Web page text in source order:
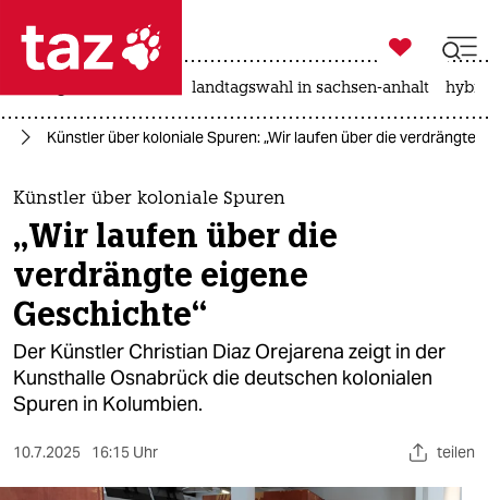
 taz zahl ich
taz zahl ich
themen
politik
öko
gesellschaft
kultur
sport
berlin

taz zahl ich
landtagswahl in sachsen-anhalt
Künstler über koloniale Spuren: „Wir laufen über die verdrängte
Künstler über koloniale Spuren
„Wir laufen über die
verdrängte eigene
Geschichte“
Der Künstler Christian Diaz Orejarena zeigt in der
Kunsthalle Osnabrück die deutschen kolonialen
Spuren in Kolumbien.
10.7.2025 16:15 Uhr teilen